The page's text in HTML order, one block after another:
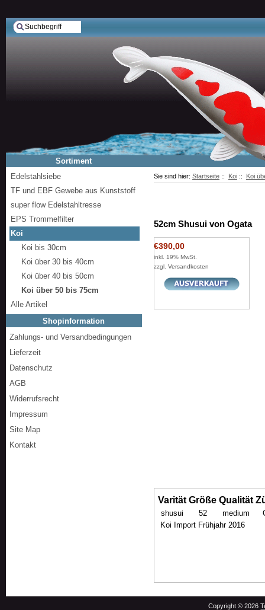
Sie sind hier: Startseite :: Koi :: Koi
52cm Shusui von Ogata
€390,00
inkl. 19% MwSt.
zzgl. Versandkosten
Varität Größe Qualität
shusui 52 medium
Koi Import Frühjahr 2016
Sortiment
Edelstahlsiebe
TF und EBF Gewebe aus Kunststoff
super flow Edelstahltresse
EPS Trommelfilter
Koi
Koi bis 30cm
Koi über 30 bis 40cm
Koi über 40 bis 50cm
Koi über 50 bis 75cm
Alle Artikel
Shopinformation
Zahlungs- und Versandbedingungen
Lieferzeit
Datenschutz
AGB
Widerrufsrecht
Impressum
Site Map
Kontakt
Copyright © 2026